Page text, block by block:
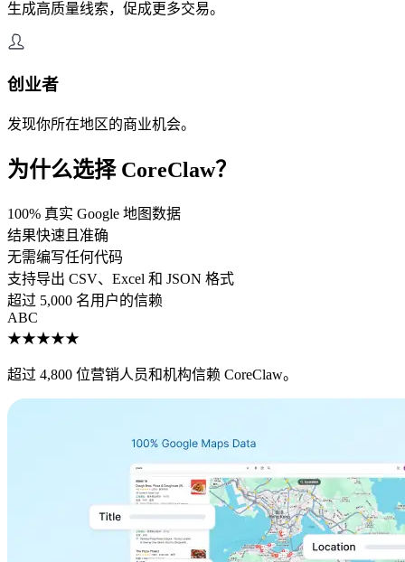
生成高质量线索，促成更多交易。
创业者
发现你所在地区的商业机会。
为什么选择 CoreClaw？
100% 真实 Google 地图数据
结果快速且准确
无需编写任何代码
支持导出 CSV、Excel 和 JSON 格式
超过 5,000 名用户的信赖
ABC
★★★★★
超过 4,800 位营销人员和机构信赖 CoreClaw。